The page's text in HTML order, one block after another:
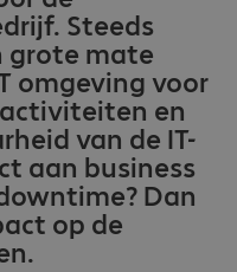
Steeds
grote mate
omgeving voor
en
van de IT-
aan business
Dan
op de